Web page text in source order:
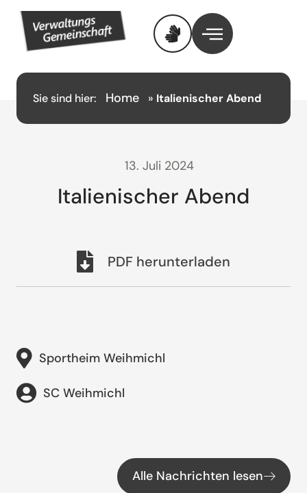
Sie sind hier: Home » Italienischer Abend
13. Juli 2024
Italienischer Abend
PDF herunterladen
Sportheim Weihmichl
SC Weihmichl
Alle Nachrichten lesen